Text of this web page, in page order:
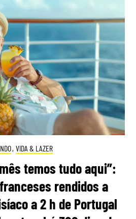
, VIDA & LAZER
temos tudo aqui”:
rendidos a
a 2 h de Portugal